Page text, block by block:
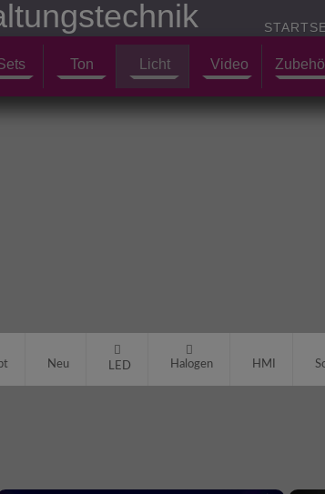
Ton Licht Video
Neu LED Halogen HMI